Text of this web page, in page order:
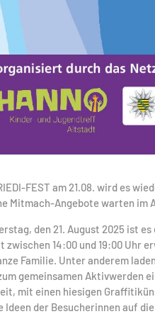
FEST am 21.08. wird es
Mitmach-Angebote warten im
den 21. August 2025 ist
zwischen 14:00 und 19:00
Familie. Unter anderem
gemeinsamen Aktivwerden
mit einen hiesigen
Ideen der Besucherinnen auf